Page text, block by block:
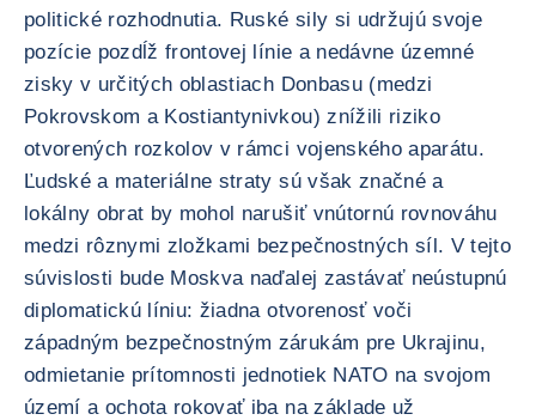
politické rozhodnutia. Ruské sily si udržujú svoje
pozície pozdĺž frontovej línie a nedávne územné
zisky v určitých oblastiach Donbasu (medzi
Pokrovskom a Kostiantynivkou) znížili riziko
otvorených rozkolov v rámci vojenského aparátu.
Ľudské a materiálne straty sú však značné a
lokálny obrat by mohol narušiť vnútornú rovnováhu
medzi rôznymi zložkami bezpečnostných síl. V tejto
súvislosti bude Moskva naďalej zastávať neústupnú
diplomatickú líniu: žiadna otvorenosť voči
západným bezpečnostným zárukám pre Ukrajinu,
odmietanie prítomnosti jednotiek NATO na svojom
území a ochota rokovať iba na základe už